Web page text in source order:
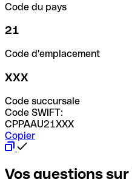
Code du pays
21
Code d'emplacement
XXX
Code succursale
Code SWIFT:
CPPAAU21XXX
Copier
Vos questions